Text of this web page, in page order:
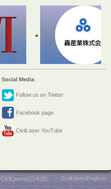
Social Media
Follow us on Twitter
Facebook page
CivilLaser YouTube
CivilLasers(日本語) :: CivilLaser(English)